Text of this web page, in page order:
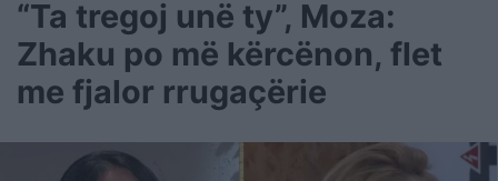
“Ta tregoj unë ty”, Moza:
Zhaku po më kërcënon, flet
me fjalor rrugaçërie